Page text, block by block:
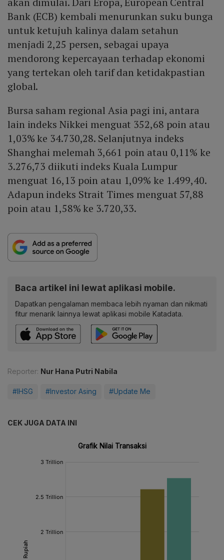
Bank (ECB) kembali menurunkan suku bunga
untuk ketujuh kalinya dalam setahun
menjadi 2,25 persen, sebagai upaya
mendorong kepercayaan terhadap ekonomi
yang tertekan oleh tarif dan ketidakpastian
global.
Bursa saham regional Asia pagi ini, antara
lain indeks Nikkei menguat 352,68 poin atau
1,03% ke 34.730,28. Selanjutnya indeks
Shanghai melemah 3,661 poin atau 0,11% ke
3.276,73 diikuti indeks Kuala Lumpur
menguat 16,13 poin atau 1,09% ke 1.499,40.
Adapun indeks Strait Times menguat 57,88
poin atau 1,58% ke 3.720,33.
Baca artikel ini lewat aplikasi mobile.
Dapatkan pengalaman membaca lebih nyaman dan nikmati
fitur menarik lainnya lewat aplikasi mobile Katadata.
Reporter: Nur Hana Putri Nabila
#IHSG #Investor Asing #Update Me
CEK JUGA DATA INI